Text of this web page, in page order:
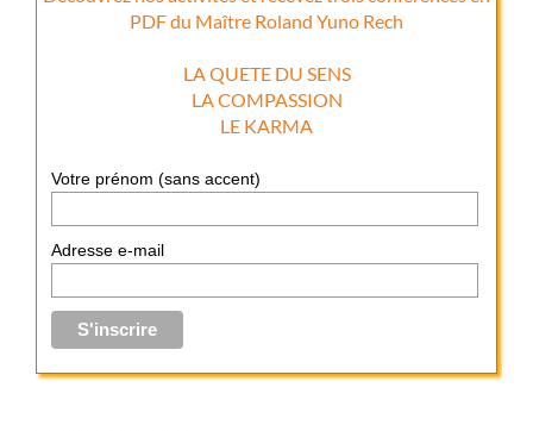
PDF du Maître Roland Yuno Rech
LA QUETE DU SENS
LA COMPASSION
LE KARMA
Votre prénom (sans accent)
Adresse e-mail